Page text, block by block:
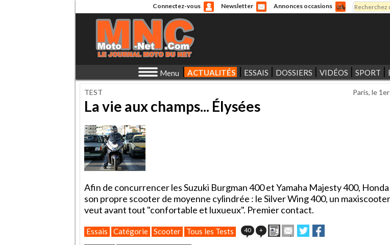
Connectez-vous Newsletter Annonces occasions Rechercher
Menu ACTUALITÉS ESSAIS DOSSIERS VIDÉOS SPORT
TEST Paris, le
La vie aux champs... Élysées
Afin de concurrencer les Suzuki Burgman 400 et Yamaha Majesty 400,
son propre scooter de moyenne cylindrée : le Silver Wing 400, un
veut avant tout "confortable et luxueux". Premier contact.
Essais Catégorie Scooter Tous les Tests 40 + ImprimerEnvoyer
cet
Partager
sur
sur